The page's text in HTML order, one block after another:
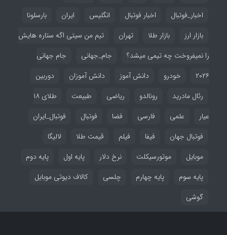
اخبار_فوتبال
اخبار فوتبال انگلیس ایران
بارسلونا
بازار ارز
بازار طلا تهران
تیم من سیتی اگه ستاره هایش
را نمیفروخت چه تیمی میشد؟
جام_جهانی
جام جهانی
۲۰۲۶
خودرو دانش آموز دانش آموزان
دوربین
رئال مادرید
رونالدو ریاضی طبیعت
طلای ۱۸
عیار
علمی فارسی فضا فوتبال
فوتبال_ایران
فوتبال جهان
فیفا فیلم قیمت طلا
لالیگا
موبایل
موتورسیکلت نرخ دلار پایه اول
پایه دوم
پایه سوم
پایه چهارم چلسی
کالاف دیوتی موبایل
گوشی